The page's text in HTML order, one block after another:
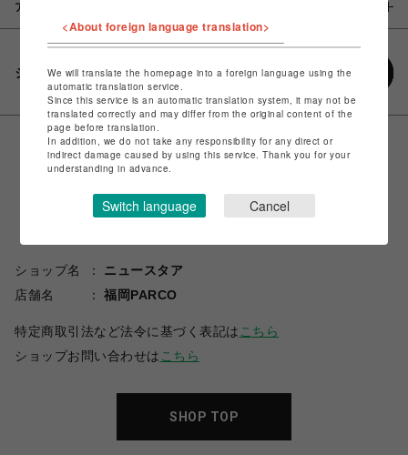
アイテム説明 / 素材
シェアする
ショップ名
ニュースタア
店舗名
福岡PARCO
特定商取引法など法令に基づく表記は こちら
ショップお問い合わせは こちら
SHOP TOP
<About foreign language translation>
We will translate the homepage into a foreign language using the
automatic translation service.
Since this service is an automatic translation system, it may not be
translated correctly and may differ from the original content of the
page before translation.
In addition, we do not take any responsibility for any direct or
indirect damage caused by using this service. Thank you for your
understanding in advance.
Switch language Cancel